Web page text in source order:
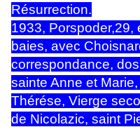
Résurrection.
1933, Porspoder,29,
baies, avec
correspondance,
sainte Anne et
Thérése, Vierge
de Nicolazic, saint